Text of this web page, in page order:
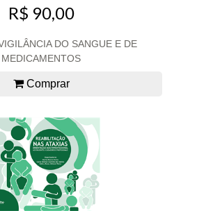
R$ 90,00
DO SANGUE E DE
MEDICAMENTOS
Comprar